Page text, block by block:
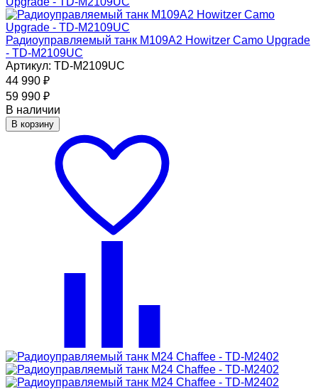
Радиоуправляемый танк M109A2 Howitzer Camo Upgrade
- TD-M2109UC
Артикул: TD-M2109UC
44 990 ₽
59 990 ₽
В наличии
В корзину